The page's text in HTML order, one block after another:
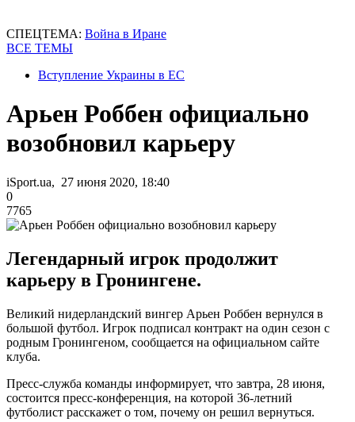
СПЕЦТЕМА: Война в Иране
ВСЕ ТЕМЫ
Вступление Украины в ЕС
Арьен Роббен официально
возобновил карьеру
iSport.ua, 27 июня 2020, 18:40
0
7765
Легендарный игрок продолжит
карьеру в Гронингене.
Великий нидерландский вингер Арьен Роббен вернулся в
большой футбол. Игрок подписал контракт на один сезон с
родным Гронингеном, сообщается на официальном сайте
клуба.
Пресс-служба команды информирует, что завтра, 28 июня,
состоится пресс-конференция, на которой 36-летний
футболист расскажет о том, почему он решил вернуться.